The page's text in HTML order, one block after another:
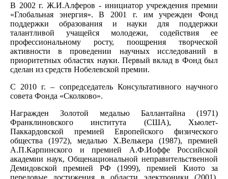
В 2002 г. Ж.И.Алферов - инициатор учреждения премии
«Глобальная энергия». В 2001 г. им учрежден Фонд
поддержки образования и науки для поддержки
талантливой учащейся молодежи, содействия ее
профессиональному росту, поощрения творческой
активности в проведении научных исследований в
приоритетных областях науки. Первый вклад в Фонд был
сделан из средств Нобелевской премии.
С 2010 г. – сопредседатель Консультативного научного
совета Фонда «Сколково».
Награжден Золотой медалью Баллантайна (1971)
Франклиновского института (США), Хьюлет-
Паккардовской премией Европейского физического
общества (1972), медалью Х.Велькера (1987), премией
А.П.Карпинского и премией А.Ф.Иоффе Российской
академии наук, Общенациональной неправительственной
Демидовской премией РФ (1999), премией Киото за
передовые достижения в области электроники (2001).